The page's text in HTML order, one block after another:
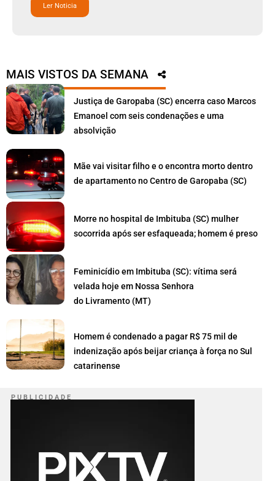
Ler Noticia
MAIS VISTOS DA SEMANA
Justiça de Garopaba (SC) encerra caso Marcos
Emanoel com seis condenações e uma
absolvição
Mãe vai visitar filho e o encontra morto dentro
de apartamento no Centro de Garopaba (SC)
Morre no hospital de Imbituba (SC) mulher
socorrida após ser esfaqueada; homem é preso
Feminicídio em Imbituba (SC): vítima será
velada hoje em Nossa Senhora
do Livramento (MT)
Homem é condenado a pagar R$ 75 mil de
indenização após beijar criança à força no Sul
catarinense
P U B L I C I D A D E